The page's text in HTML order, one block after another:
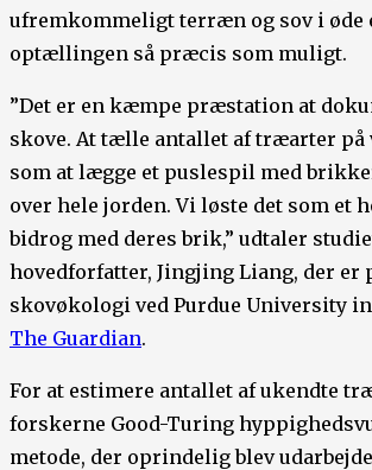
ufremkommeligt terræn og sov i øde
optællingen så præcis som muligt.
”Det er en kæmpe præstation at
skove. At tælle antallet af træarter på
som at lægge et puslespil med
over hele jorden. Vi løste det som et
bidrog med deres brik,” udtaler
hovedforfatter, Jingjing Liang, der er
skovøkologi ved Purdue University
The Guardian.
For at estimere antallet af ukendte
forskerne Good-Turing
metode, der oprindelig blev